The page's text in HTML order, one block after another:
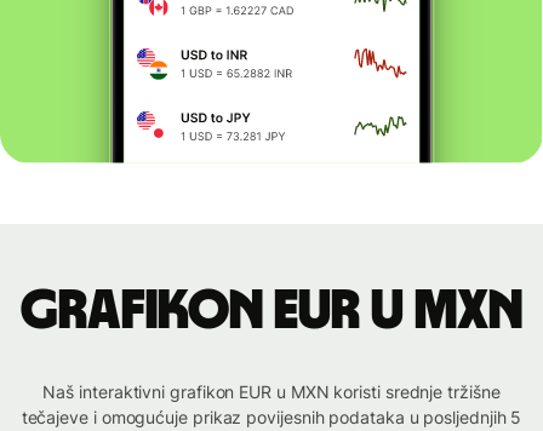
Grafikon EUR u MXN
Naš interaktivni grafikon EUR u MXN koristi srednje tržišne
tečajeve i omogućuje prikaz povijesnih podataka u posljednjih 5